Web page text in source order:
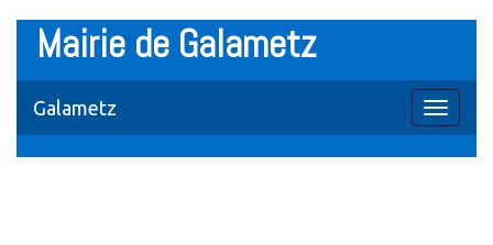
Mairie de Galametz
Toggle
Galametz